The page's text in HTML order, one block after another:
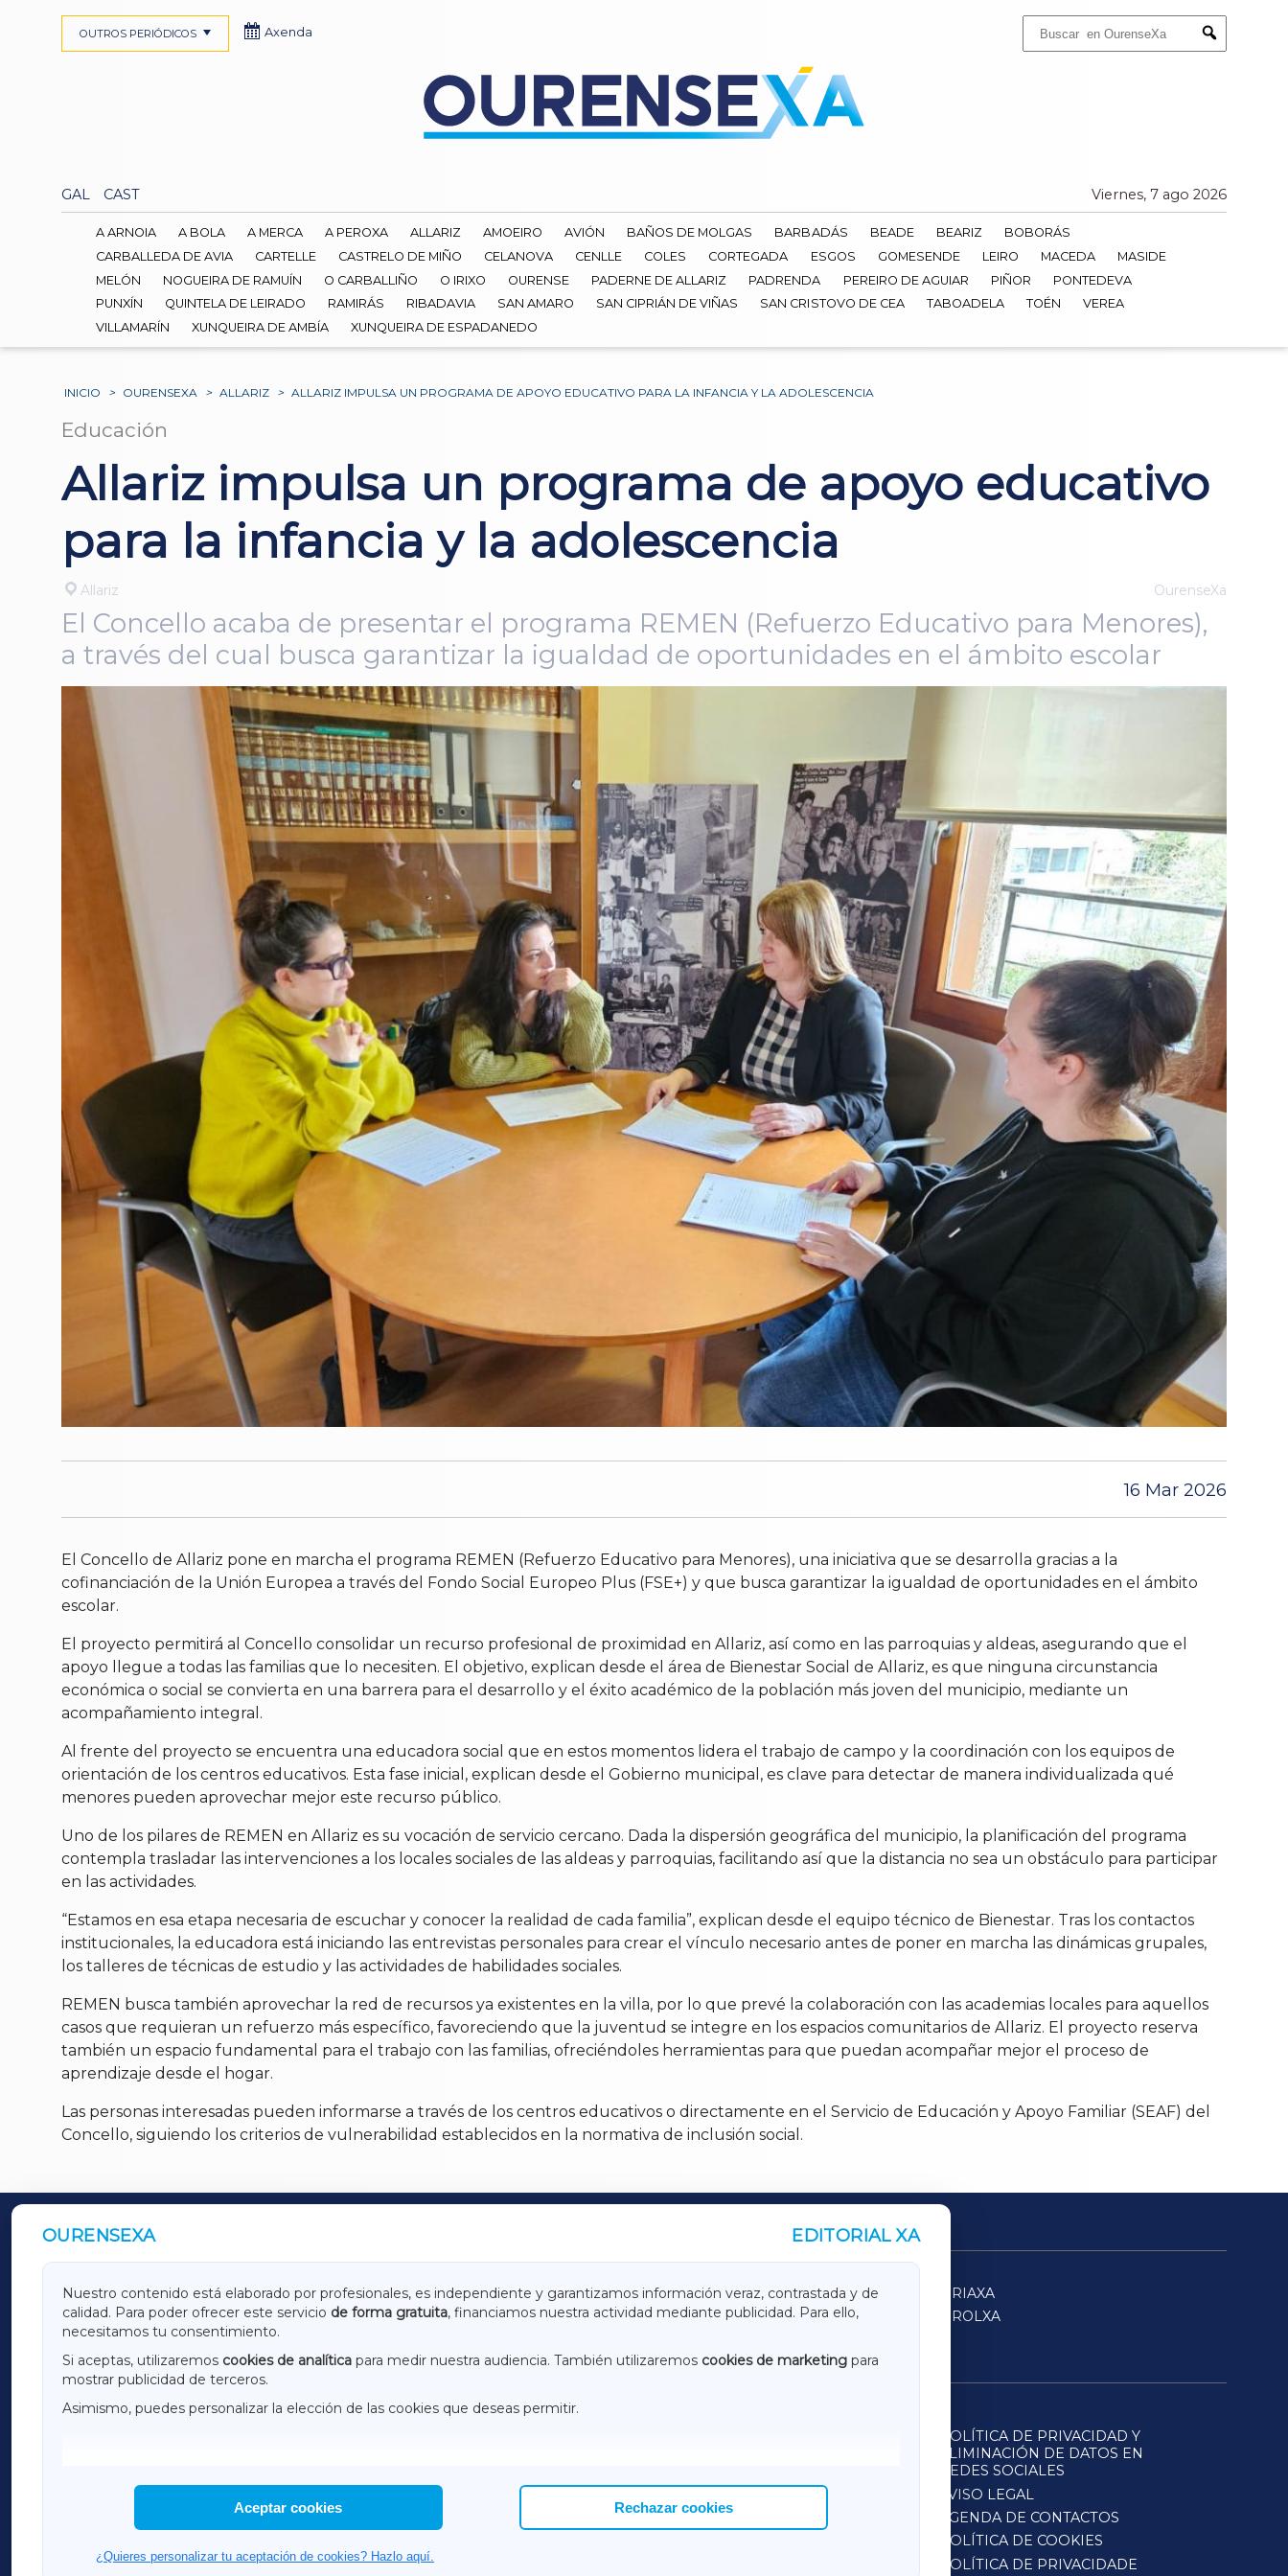
Submit
GAL CAST Viernes, 7 ago 2026
OUTROS PERIÓDICOS Axenda
A ARNOIA A BOLA A MERCA A PEROXA ALLARIZ AMOEIRO AVIÓN BAÑOS DE MOLGAS BARBADÁS BEADE BEARIZ
BOBORÁS
CARBALLEDA DE AVIA
CARTELLE CASTRELO DE MIÑO CELANOVA CENLLE COLES CORTEGADA ESGOS GOMESENDE LEIRO MACEDA
MASIDE
MELÓN
NOGUEIRA DE RAMUÍN O CARBALLIÑO O IRIXO OURENSE PADERNE DE ALLARIZ PADRENDA PEREIRO DE AGUIAR PIÑOR
PONTEDEVA
PUNXÍN
QUINTELA DE LEIRADO RAMIRÁS RIBADAVIA SAN AMARO SAN CIPRIÁN DE VIÑAS SAN CRISTOVO DE CEA TABOADELA TOÉN
VEREA
VILLAMARÍN
XUNQUEIRA DE AMBÍA XUNQUEIRA DE ESPADANEDO
INICIO > OURENSEXA > ALLARIZ > ALLARIZ IMPULSA UN PROGRAMA DE APOYO EDUCATIVO PARA LA INFANCIA Y LA ADOLESCENCIA
Educación
Allariz impulsa un programa de apoyo educativo
para la infancia y la adolescencia
Allariz OurenseXa
El Concello acaba de presentar el programa REMEN (Refuerzo Educativo para Menores),
a través del cual busca garantizar la igualdad de oportunidades en el ámbito escolar
16 Mar 2026
El Concello de Allariz pone en marcha el programa REMEN (Refuerzo Educativo para Menores), una iniciativa que se desarrolla gracias a la
cofinanciación de la Unión Europea a través del Fondo Social Europeo Plus (FSE+) y que busca garantizar la igualdad de oportunidades en el ámbito
escolar.
El proyecto permitirá al Concello consolidar un recurso profesional de proximidad en Allariz, así como en las parroquias y aldeas, asegurando que el
apoyo llegue a todas las familias que lo necesiten. El objetivo, explican desde el área de Bienestar Social de Allariz, es que ninguna circunstancia
económica o social se convierta en una barrera para el desarrollo y el éxito académico de la población más joven del municipio, mediante un
acompañamiento integral.
Al frente del proyecto se encuentra una educadora social que en estos momentos lidera el trabajo de campo y la coordinación con los equipos de
orientación de los centros educativos. Esta fase inicial, explican desde el Gobierno municipal, es clave para detectar de manera individualizada qué
menores pueden aprovechar mejor este recurso público.
Uno de los pilares de REMEN en Allariz es su vocación de servicio cercano. Dada la dispersión geográfica del municipio, la planificación del programa
contempla trasladar las intervenciones a los locales sociales de las aldeas y parroquias, facilitando así que la distancia no sea un obstáculo para participar
en las actividades.
“Estamos en esa etapa necesaria de escuchar y conocer la realidad de cada familia”, explican desde el equipo técnico de Bienestar. Tras los contactos
institucionales, la educadora está iniciando las entrevistas personales para crear el vínculo necesario antes de poner en marcha las dinámicas grupales,
los talleres de técnicas de estudio y las actividades de habilidades sociales.
REMEN busca también aprovechar la red de recursos ya existentes en la villa, por lo que prevé la colaboración con las academias locales para aquellos
casos que requieran un refuerzo más específico, favoreciendo que la juventud se integre en los espacios comunitarios de Allariz. El proyecto reserva
también un espacio fundamental para el trabajo con las familias, ofreciéndoles herramientas para que puedan acompañar mejor el proceso de
aprendizaje desde el hogar.
Las personas interesadas pueden informarse a través de los centros educativos o directamente en el Servicio de Educación y Apoyo Familiar (SEAF) del
Concello, siguiendo los criterios de vulnerabilidad establecidos en la normativa de inclusión social.
OURENSEXA EDITORIAL XA
Nuestro contenido está elaborado por profesionales, es independiente y garantizamos información veraz, contrastada y de
calidad. Para poder ofrecer este servicio de forma gratuita, financiamos nuestra actividad mediante publicidad. Para ello,
necesitamos tu consentimiento.
Si aceptas, utilizaremos cookies de analítica para medir nuestra audiencia. También utilizaremos cookies de marketing para
mostrar publicidad de terceros.
Asimismo, puedes personalizar la elección de las cookies que deseas permitir.
Aceptar cookies Rechazar cookies
¿Quieres personalizar tu aceptación de cookies? Hazlo aquí.
OUTROS PERIÓDICOS
GALICIAXA LUGOXA TERRACHAXA
SARRIAXA
AMARIÑAXA
RIBEIRASACRAXA ACORUÑAXA
FERROLXA
OURENSEXA
HEMEROTECA
POLÍTICA DE PRIVACIDAD Y
ELIMINACIÓN DE DATOS EN
REDES SOCIALES
AVISO LEGAL
AGENDA DE CONTACTOS
POLÍTICA DE COOKIES
POLÍTICA DE PRIVACIDADE